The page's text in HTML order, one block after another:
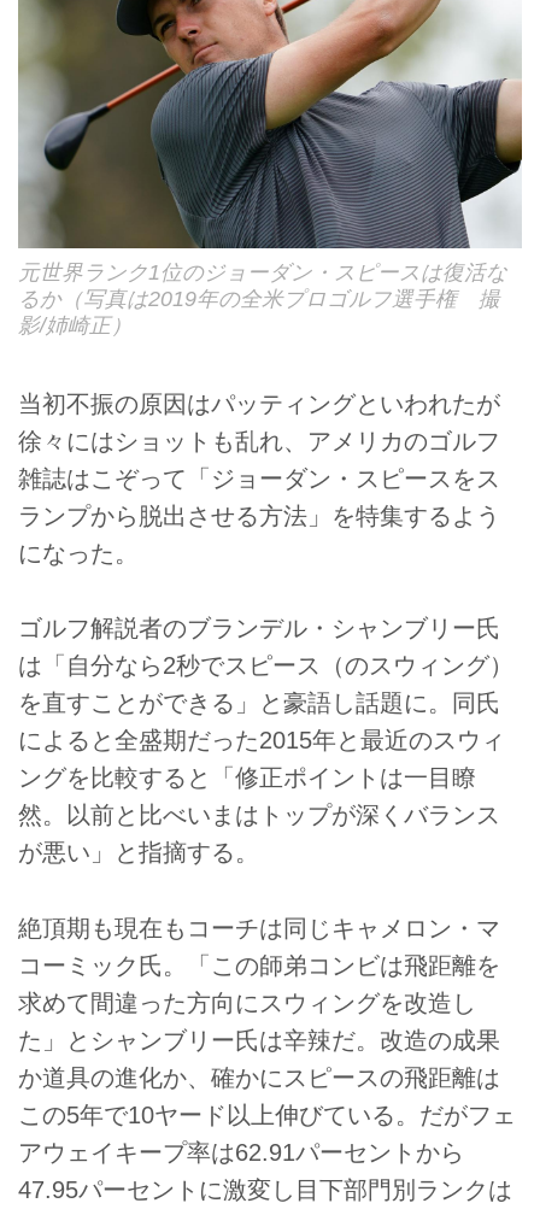
元世界ランク1位のジョーダン・スピースは復活な
るか（写真は2019年の全米プロゴルフ選手権 撮
影/姉崎正）
当初不振の原因はパッティングといわれたが
徐々にはショットも乱れ、アメリカのゴルフ
雑誌はこぞって「ジョーダン・スピースをス
ランプから脱出させる方法」を特集するよう
になった。
ゴルフ解説者のブランデル・シャンブリー氏
は「自分なら2秒でスピース（のスウィング）
を直すことができる」と豪語し話題に。同氏
によると全盛期だった2015年と最近のスウィ
ングを比較すると「修正ポイントは一目瞭
然。以前と比べいまはトップが深くバランス
が悪い」と指摘する。
絶頂期も現在もコーチは同じキャメロン・マ
コーミック氏。「この師弟コンビは飛距離を
求めて間違った方向にスウィングを改造し
た」とシャンブリー氏は辛辣だ。改造の成果
か道具の進化か、確かにスピースの飛距離は
この5年で10ヤード以上伸びている。だがフェ
アウェイキープ率は62.91パーセントから
47.95パーセントに激変し目下部門別ランクは